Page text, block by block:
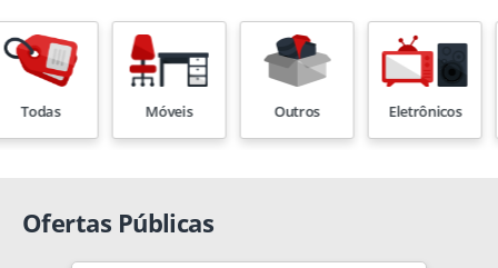
Móveis Outros Eletrônicos
Ofertas Públicas